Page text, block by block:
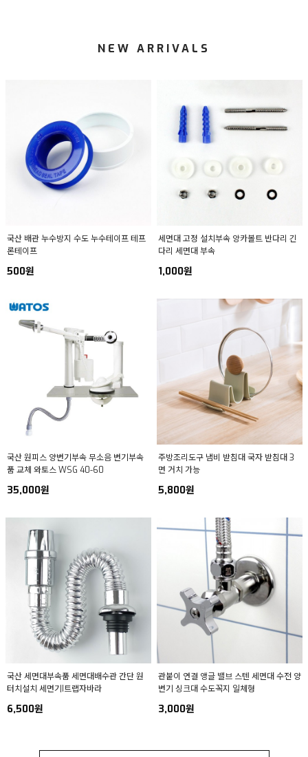
NEW ARRIVALS
국산 배관 누수방지 수도 누수테이프 테프
론테이프
500원
세면대 고정 설치부속 앙카볼트 반다리 긴
다리 세면대 부속
1,000원
국산 원피스 양변기부속 무소음 변기부속
품 교체 와토스 WSG 40-60
35,000원
주방조리도구 냄비 받침대 국자 받침대 3
면 거치 가능
5,800원
국산 세면대부속품 세면대배수관 간단 원
터치설치 세면기I트랩자바라
6,500원
관붙이 연결 앵글 밸브 스텐 세면대 수전 양
변기 싱크대 수도꼭지 일체형
3,000원